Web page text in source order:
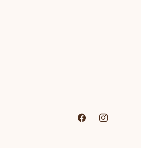
FacebookInstagram